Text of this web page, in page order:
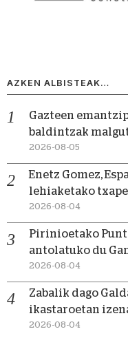
AZKEN ALBISTEAK…
Gazteen
baldintzak
2026-08-05
Enetz Gomez,
lehiaketako
2026-08-04
Pirinioetako
antolatuko du
2026-08-04
Zabalik dago
ikastaroetan
2026-08-04